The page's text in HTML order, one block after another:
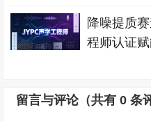
降噪提质
程师认证
留言与评论（共有0 条